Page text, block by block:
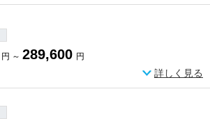
円 ～ 289,600 円
詳しく見る